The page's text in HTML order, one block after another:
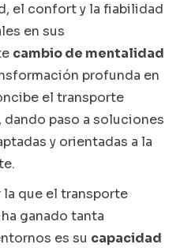
el confort y la fiabilidad
en sus
cambio de mentalidad
profunda en
el transporte
dando paso a soluciones
y orientadas a la
la que el transporte
ganado tanta
es su capacidad